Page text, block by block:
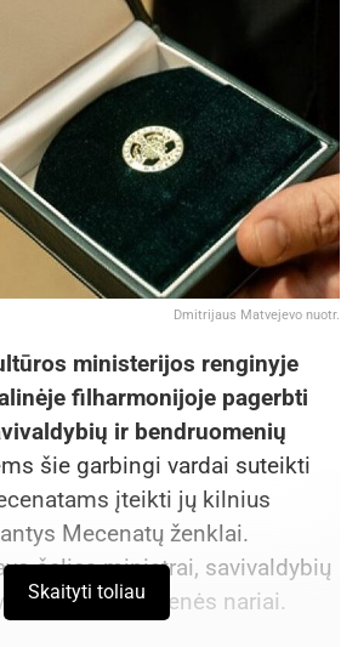
Dmitrijaus Matvejevo nuotr.
ministerijos renginyje
filharmonijoje pagerbti
ir bendruomenių
šie garbingi vardai suteikti
įteikti jų kilnius
Mecenatų ženklai.
šalies ministrai, savivaldybių
bendruomenės nariai.
Skaityti toliau